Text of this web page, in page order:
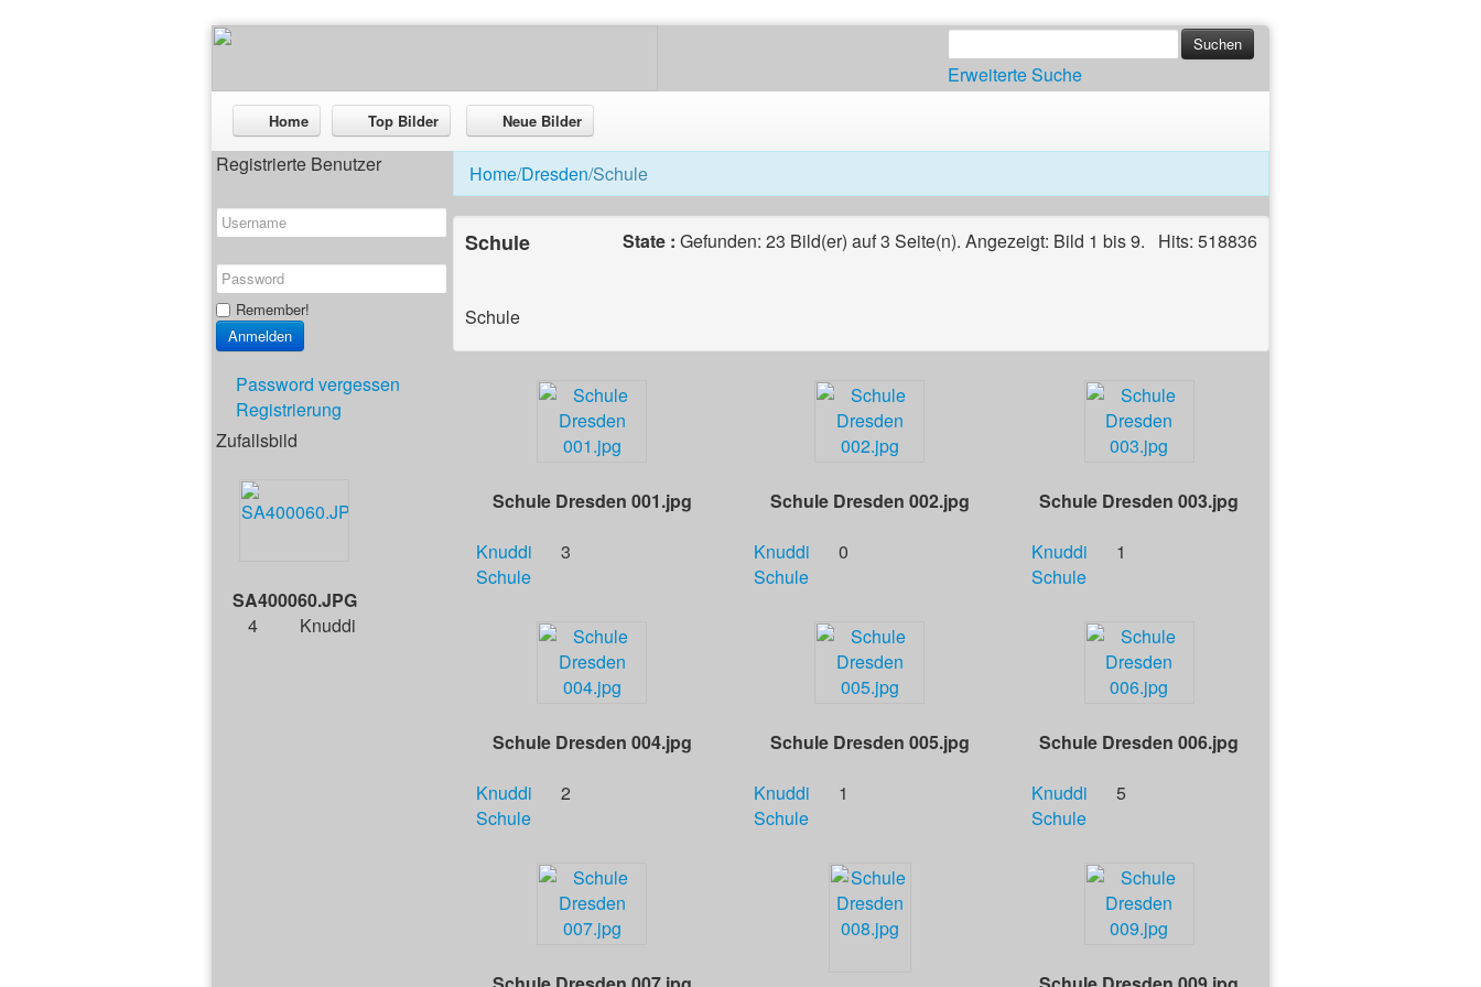
Erweiterte Suche
Home Top Bilder Neue Bilder
Registrierte Benutzer
Remember!
Password vergessen
Registrierung
Zufallsbild
SA400060.JPG
4
Knuddi
Home/Dresden/Schule
Schule State : Gefunden: 23 Bild(er) auf 3 Seite(n). Angezeigt: Bild 1 bis 9. Hits: 518836
Schule
Schule Dresden 001.jpg
Knuddi
3
Schule
Schule Dresden 002.jpg
Knuddi
0
Schule
Schule Dresden 003.jpg
Knuddi
1
Schule
Schule Dresden 004.jpg
Knuddi
2
Schule
Schule Dresden 005.jpg
Knuddi
1
Schule
Schule Dresden 006.jpg
Knuddi
5
Schule